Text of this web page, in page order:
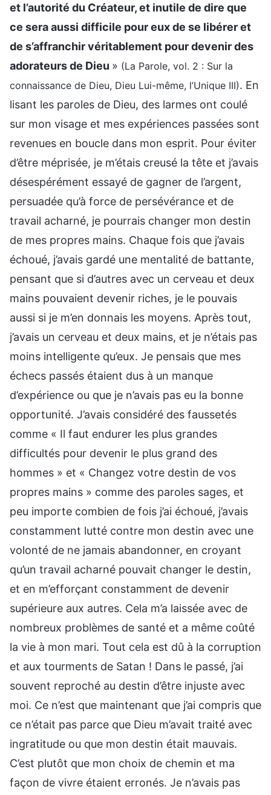
et l’autorité du Créateur, et inutile de dire que
ce sera aussi difficile pour eux de se libérer et
de s’affranchir véritablement pour devenir des
adorateurs de Dieu » (La Parole, vol. 2 : Sur la
connaissance de Dieu, Dieu Lui-même, l’Unique III). En
lisant les paroles de Dieu, des larmes ont coulé
sur mon visage et mes expériences passées sont
revenues en boucle dans mon esprit. Pour éviter
d’être méprisée, je m’étais creusé la tête et j’avais
désespérément essayé de gagner de l’argent,
persuadée qu’à force de persévérance et de
travail acharné, je pourrais changer mon destin
de mes propres mains. Chaque fois que j’avais
échoué, j’avais gardé une mentalité de battante,
pensant que si d’autres avec un cerveau et deux
mains pouvaient devenir riches, je le pouvais
aussi si je m’en donnais les moyens. Après tout,
j’avais un cerveau et deux mains, et je n’étais pas
moins intelligente qu’eux. Je pensais que mes
échecs passés étaient dus à un manque
d’expérience ou que je n’avais pas eu la bonne
opportunité. J’avais considéré des faussetés
comme « Il faut endurer les plus grandes
difficultés pour devenir le plus grand des
hommes » et « Changez votre destin de vos
propres mains » comme des paroles sages, et
peu importe combien de fois j’ai échoué, j’avais
constamment lutté contre mon destin avec une
volonté de ne jamais abandonner, en croyant
qu’un travail acharné pouvait changer le destin,
et en m’efforçant constamment de devenir
supérieure aux autres. Cela m’a laissée avec de
nombreux problèmes de santé et a même coûté
la vie à mon mari. Tout cela est dû à la corruption
et aux tourments de Satan ! Dans le passé, j’ai
souvent reproché au destin d’être injuste avec
moi. Ce n’est que maintenant que j’ai compris que
ce n’était pas parce que Dieu m’avait traité avec
ingratitude ou que mon destin était mauvais.
C’est plutôt que mon choix de chemin et ma
façon de vivre étaient erronés. Je n’avais pas